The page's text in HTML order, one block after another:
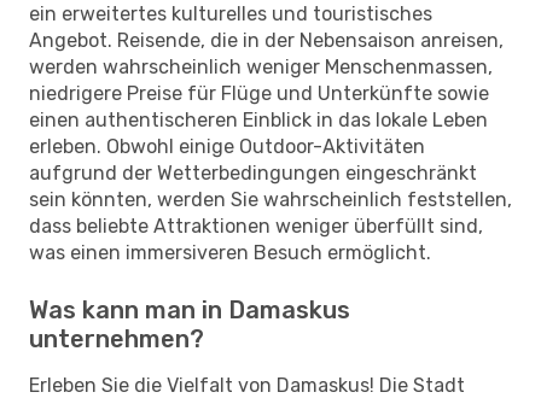
ein erweitertes kulturelles und touristisches
Angebot. Reisende, die in der Nebensaison anreisen,
werden wahrscheinlich weniger Menschenmassen,
niedrigere Preise für Flüge und Unterkünfte sowie
einen authentischeren Einblick in das lokale Leben
erleben. Obwohl einige Outdoor-Aktivitäten
aufgrund der Wetterbedingungen eingeschränkt
sein könnten, werden Sie wahrscheinlich feststellen,
dass beliebte Attraktionen weniger überfüllt sind,
was einen immersiveren Besuch ermöglicht.
Was kann man in Damaskus
unternehmen?
Erleben Sie die Vielfalt von Damaskus! Die Stadt